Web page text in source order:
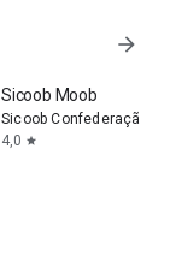
arrow_forward
Sicoob Moob
Sicoob Confederação
4,0 star